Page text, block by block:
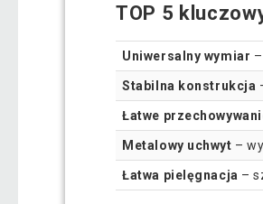
TOP 5
Uniwersalny wymiar
Stabilna konstrukcja
Łatwe
Metalowy uchwyt –
Łatwa pielęgnacja –